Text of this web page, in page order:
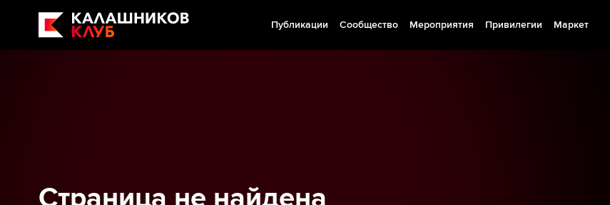
Публикации Сообщество Мероприятия Привилегии Маркет
Страница не найдена